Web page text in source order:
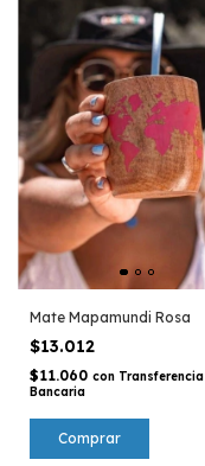
Mate Mapamundi Rosa
$13.012
$11.060 con Transferencia
Bancaria